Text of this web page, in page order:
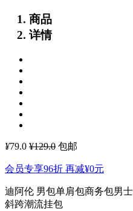
商品
详情
¥79.0 ¥129.0 包邮
会员专享96折 再减¥0元
迪阿伦 男包单肩包商务包男
斜跨潮流挂包